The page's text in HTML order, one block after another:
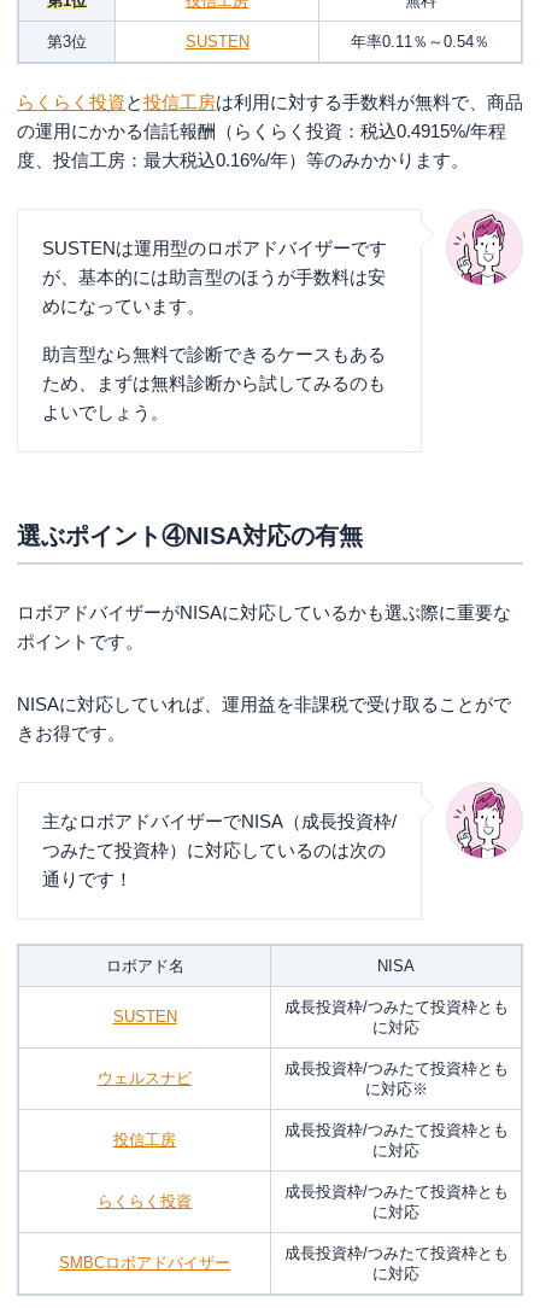
第3位 SUSTEN 年率0.11％～0.54％
らくらく投資と投信工房は利用に対する手数料が無料で、商品
の運用にかかる信託報酬（らくらく投資：税込0.4915%/年程
度、投信工房：最大税込0.16%/年）等のみかかります。
SUSTENは運用型のロボアドバイザーです
が、基本的には助言型のほうが手数料は安
めになっています。
助言型なら無料で診断できるケースもある
ため、まずは無料診断から試してみるのも
よいでしょう。
選ぶポイント④NISA対応の有無
ロボアドバイザーがNISAに対応しているかも選ぶ際に重要な
ポイントです。
NISAに対応していれば、運用益を非課税で受け取ることがで
きお得です。
主なロボアドバイザーでNISA（成長投資枠/
つみたて投資枠）に対応しているのは次の
通りです！
ロボアド名 NISA
SUSTEN
成長投資枠/つみたて投資枠とも
に対応
ウェルスナビ
成長投資枠/つみたて投資枠とも
に対応※
投信工房
成長投資枠/つみたて投資枠とも
に対応
らくらく投資
成長投資枠/つみたて投資枠とも
に対応
SMBCロボアドバイザー
成長投資枠/つみたて投資枠とも
に対応